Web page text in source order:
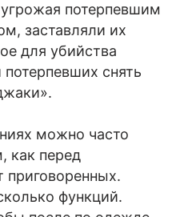
потерпевшим
заставляли их
для убийства
снять
можно часто
как перед
приговоренных.
функций.